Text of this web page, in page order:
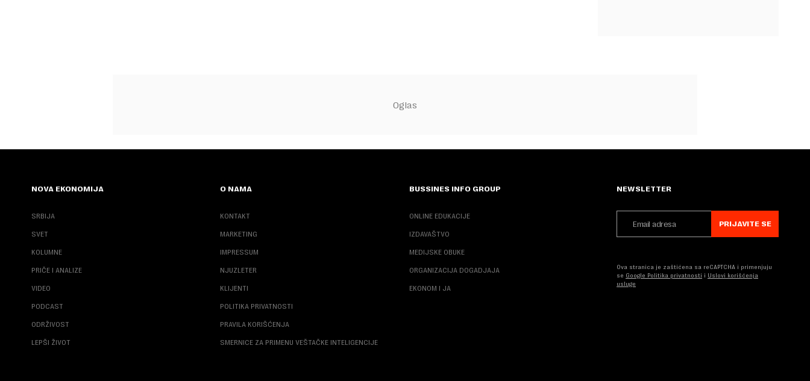
NOVA EKONOMIJA
SRBIJA
SVET
KOLUMNE
PRIČE I ANALIZE
VIDEO
PODCAST
ODRŽIVOST
LEPŠI ŽIVOT
O NAMA
KONTAKT
MARKETING
IMPRESSUM
NJUZLETER
KLIJENTI
POLITIKA PRIVATNOSTI
PRAVILA KORIŠĆENJA
SMERNICE ZA PRIMENU VEŠTAČKE INTELIGENCIJE
BUSSINES INFO GROUP
ONLINE EDUKACIJE
IZDAVAŠTVO
MEDIJSKE OBUKE
ORGANIZACIJA DOGADJAJA
EKONOM I JA
NEWSLETTER
PRIJAVITE SE
Ova stranica je zaštićena sa reCAPTCHA i primenjuju
se Google Politika privatnosti i Uslovi korišćenja
usluge